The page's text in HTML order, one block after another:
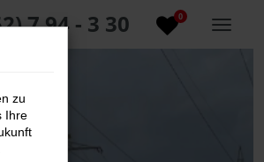
0
7 94 - 3 30
zu
Ihre